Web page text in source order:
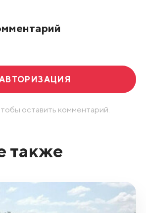
оставить комментарий.
также